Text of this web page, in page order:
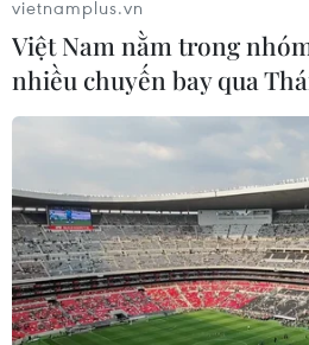
Sinh viên Việt Nam
USD cho nền kinh tế Mỹ
14/11/2018 08:50
Theo báo cáo hàng năm Open
vietnamplus.vn
Việt Nam nằm trong
nhiều chuyến bay qua